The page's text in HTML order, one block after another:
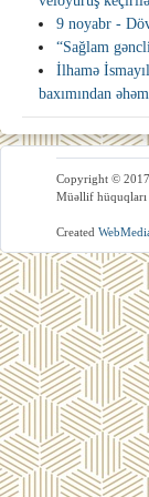
9 noyabr -
“Sağlam
İlhamə
baxımından
Copyright ©
Müəllif hüquqları
Created